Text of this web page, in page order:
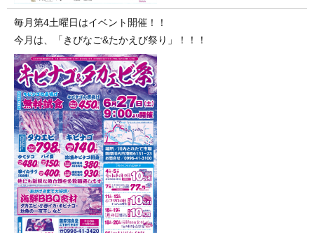
毎月第4土曜日はイベント開催！！
今月は、「きびなご&たかえび祭り」！！！